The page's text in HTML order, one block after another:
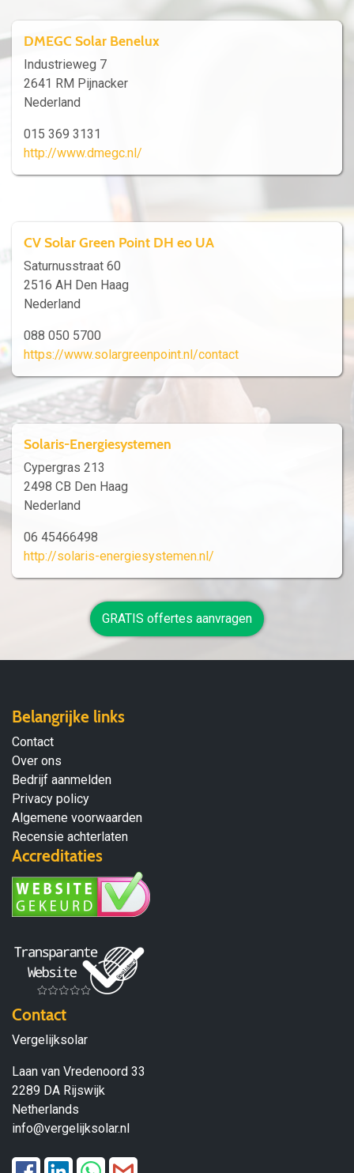
DMEGC Solar Benelux
Industrieweg 7
2641 RM Pijnacker
Nederland
015 369 3131
http://www.dmegc.nl/
CV Solar Green Point DH eo UA
Saturnusstraat 60
2516 AH Den Haag
Nederland
088 050 5700
https://www.solargreenpoint.nl/contact
Solaris-Energiesystemen
Cypergras 213
2498 CB Den Haag
Nederland
06 45466498
http://solaris-energiesystemen.nl/
GRATIS offertes aanvragen
Belangrijke links
Contact
Over ons
Bedrijf aanmelden
Privacy policy
Algemene voorwaarden
Recensie achterlaten
Accreditaties
Contact
Vergelijksolar
Laan van Vredenoord 33
2289 DA Rijswijk
Netherlands
info@vergelijksolar.nl